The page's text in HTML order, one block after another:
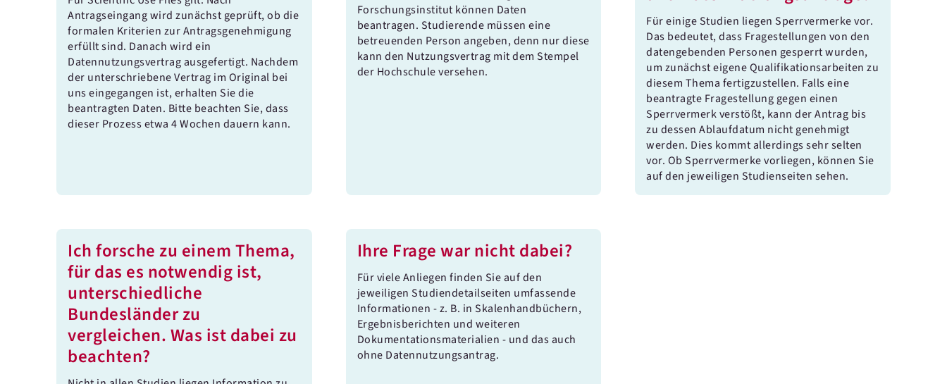
Antragseingang wird zunächst geprüft, ob die
formalen Kriterien zur Antragsgenehmigung
erfüllt sind. Danach wird ein
Datennutzungsvertrag ausgefertigt. Nachdem
der unterschriebene Vertrag im Original bei
uns eingegangen ist, erhalten Sie die
beantragten Daten. Bitte beachten Sie, dass
dieser Prozess etwa 4 Wochen dauern kann.
Forschungsinstitut können Daten
beantragen. Studierende müssen eine
betreuenden Person angeben, denn nur diese
kann den Nutzungsvertrag mit dem Stempel
der Hochschule versehen.
Für einige Studien liegen Sperrvermerke vor.
Das bedeutet, dass Fragestellungen von den
datengebenden Personen gesperrt wurden,
um zunächst eigene Qualifikationsarbeiten zu
diesem Thema fertigzustellen. Falls eine
beantragte Fragestellung gegen einen
Sperrvermerk verstößt, kann der Antrag bis
zu dessen Ablaufdatum nicht genehmigt
werden. Dies kommt allerdings sehr selten
vor. Ob Sperrvermerke vorliegen, können Sie
auf den jeweiligen Studienseiten sehen.
Ich forsche zu einem Thema,
für das es notwendig ist,
unterschiedliche
Bundesländer zu
vergleichen. Was ist dabei zu
beachten?
Ihre Frage war nicht dabei?
Für viele Anliegen finden Sie auf den
jeweiligen Studiendetailseiten umfassende
Informationen - z. B. in Skalenhandbüchern,
Ergebnisberichten und weiteren
Dokumentationsmaterialien - und das auch
ohne Datennutzungsantrag.